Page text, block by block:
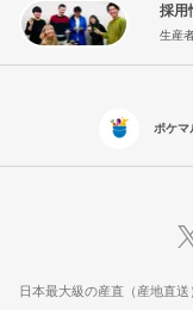
採用
生産
ポケマ
日本最大級の産直（産地直